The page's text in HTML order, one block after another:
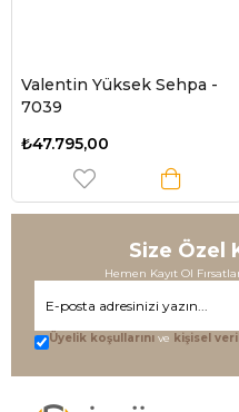
Valentin Yüksek Sehpa -
7039
₺47.795,00
Size Özel
Hemen Kayıt Ol
Üyelik koşullarını ve kişisel